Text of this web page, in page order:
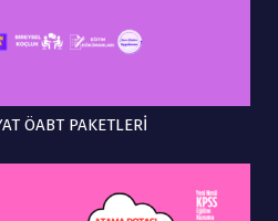
ÖABT PAKETLERİ